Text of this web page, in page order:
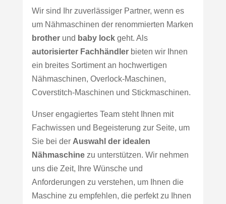
Wir sind Ihr zuverlässiger Partner, wenn es
um Nähmaschinen der renommierten Marken
brotherund baby lockgeht. Als
autorisierter Fachhändlerbieten wir Ihnen
ein breites Sortiment an hochwertigen
Nähmaschinen, Overlock-Maschinen,
Coverstitch-Maschinen und Stickmaschinen.
Unser engagiertes Team steht Ihnen mit
Fachwissen und Begeisterung zur Seite, um
Sie bei der Auswahl der idealen
Nähmaschinezu unterstützen. Wir nehmen
uns die Zeit, Ihre Wünsche und
Anforderungen zu verstehen, um Ihnen die
Maschine zu empfehlen, die perfekt zu Ihnen